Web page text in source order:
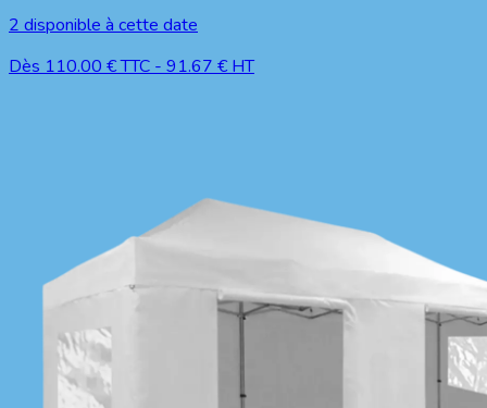
2 disponible à cette date
Dès 110.00 € TTC - 91.67 € HT